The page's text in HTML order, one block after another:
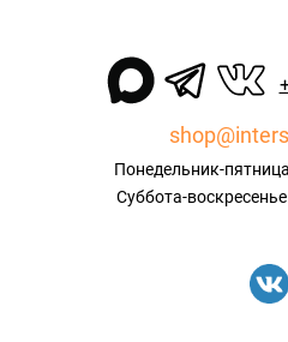
Понедельник-
Суббота-